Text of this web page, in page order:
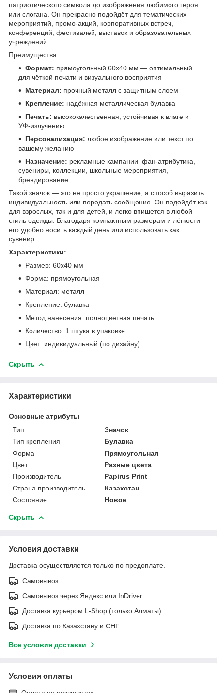
патриотического символа до изображения любимого героя
или слогана. Он прекрасно подойдёт для тематических
мероприятий, промо-акций, корпоративных встреч,
конференций, фестивалей, выставок и образовательных
учреждений.
Преимущества:
Формат: прямоугольный 60х40 мм — оптимальный
для чёткой печати и визуального восприятия
Материал: прочный металл с защитным слоем
Крепление: надёжная металлическая булавка
Печать: высококачественная, устойчивая к влаге и
УФ-излучению
Персонализация: любое изображение или текст по
вашему желанию
Назначение: рекламные кампании, фан-атрибутика,
сувениры, коллекции, школьные мероприятия,
брендирование
Такой значок — это не просто украшение, а способ выразить
индивидуальность или передать сообщение. Он подойдёт как
для взрослых, так и для детей, и легко впишется в любой
стиль одежды. Благодаря компактным размерам и лёгкости,
его удобно носить каждый день или использовать как
сувенир.
Характеристики:
Размер: 60x40 мм
Форма: прямоугольная
Материал: металл
Крепление: булавка
Метод нанесения: полноцветная печать
Количество: 1 штука в упаковке
Цвет: индивидуальный (по дизайну)
Скрыть
Характеристики
Основные атрибуты
Тип
Значок
Тип крепления
Булавка
Форма
Прямоугольная
Цвет
Разные цвета
Производитель
Papirus Print
Страна производитель
Казахстан
Состояние
Новое
Скрыть
Условия доставки
Доставка осуществляется только по предоплате.
Самовывоз
Самовывоз через Яндекс или InDriver
Доставка курьером L-Shop (только Алматы)
Доставка по Казахстану и СНГ
Все условия доставки
Условия оплаты